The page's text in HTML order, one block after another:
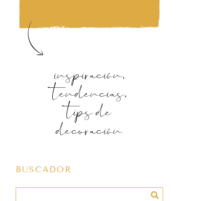
inspiración,
tendencias,
tips de
decoración
BUSCADOR